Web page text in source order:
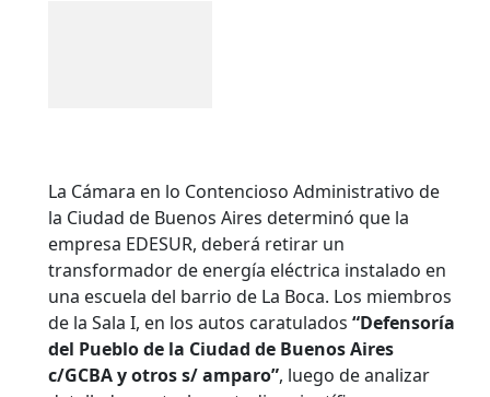
La Cámara en lo Contencioso Administrativo de
la Ciudad de Buenos Aires determinó que la
empresa EDESUR, deberá retirar un
transformador de energía eléctrica instalado en
una escuela del barrio de La Boca. Los miembros
de la Sala I, en los autos caratulados “Defensoría
del Pueblo de la Ciudad de Buenos Aires
c/GCBA y otros s/ amparo”, luego de analizar